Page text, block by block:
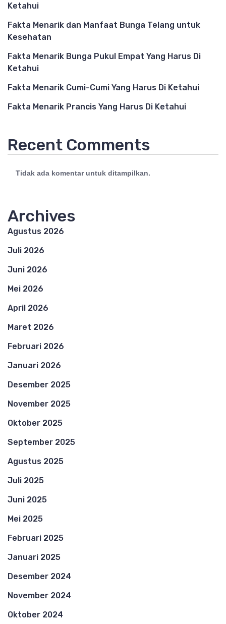
Ketahui
Fakta Menarik dan Manfaat Bunga Telang untuk
Kesehatan
Fakta Menarik Bunga Pukul Empat Yang Harus Di
Ketahui
Fakta Menarik Cumi-Cumi Yang Harus Di Ketahui
Fakta Menarik Prancis Yang Harus Di Ketahui
Recent Comments
Tidak ada komentar untuk ditampilkan.
Archives
Agustus 2026
Juli 2026
Juni 2026
Mei 2026
April 2026
Maret 2026
Februari 2026
Januari 2026
Desember 2025
November 2025
Oktober 2025
September 2025
Agustus 2025
Juli 2025
Juni 2025
Mei 2025
Februari 2025
Januari 2025
Desember 2024
November 2024
Oktober 2024